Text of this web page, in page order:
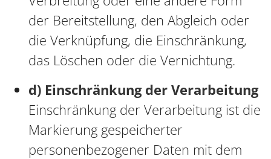
der Bereitstellung, den Abgleich oder
die Verknüpfung, die Einschränkung,
das Löschen oder die Vernichtung.
d) Einschränkung der Verarbeitung
Einschränkung der Verarbeitung ist die
Markierung gespeicherter
personenbezogener Daten mit dem